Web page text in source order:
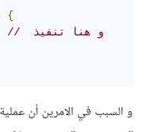
{
// و هنا تنفيذ